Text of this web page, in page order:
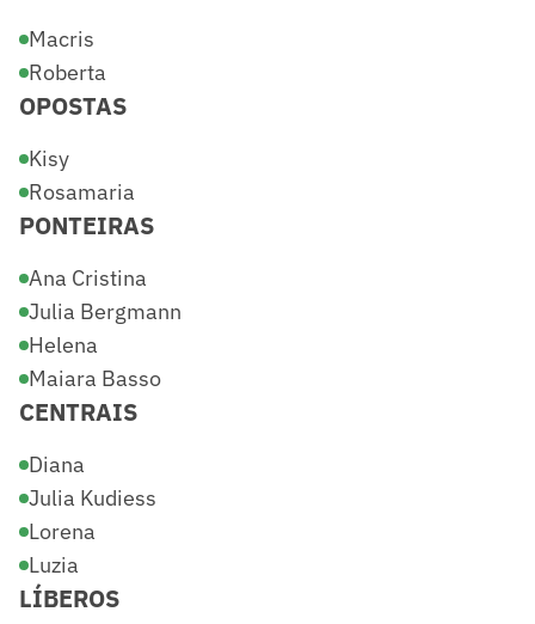
Macris
Roberta
OPOSTAS
Kisy
Rosamaria
PONTEIRAS
Ana Cristina
Julia Bergmann
Helena
Maiara Basso
CENTRAIS
Diana
Julia Kudiess
Lorena
Luzia
LÍBEROS